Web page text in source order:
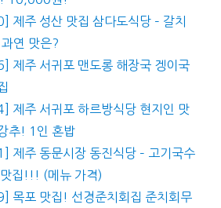
제주 성산 맛집 삼다도식당 – 갈치
연 맛은?
제주 서귀포 맨도롱 해장국 겡이국
제주 서귀포 하르방식당 현지인 맛
추! 1인 혼밥
제주 동문시장 동진식당 – 고기국수
집!!! (메뉴 가격)
목포 맛집! 선경준치회집 준치회무